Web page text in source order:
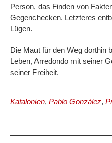
Person, das Finden von
Gegenchecken. Letzteres
Lügen.
Die Maut für den Weg dorthin
Leben, Arredondo mit seiner
seiner Freiheit.
Katalonien, Pablo González,